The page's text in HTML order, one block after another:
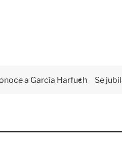
a García Harfuch Se